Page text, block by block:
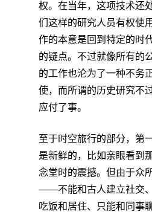
权。在当年，这项技术还
们这样的研究人员有权使
作的本意是回到特定的时
的疑点。不过就像所有的
的工作也沦为了一种不务
使，而所谓的历史研究不
应付了事。
至于时空旅行的部分，第
是新鲜的，比如亲眼看到
念堂时的震撼。但由于众
——不能和古人建立社交
吃饭和居住、只能和同事